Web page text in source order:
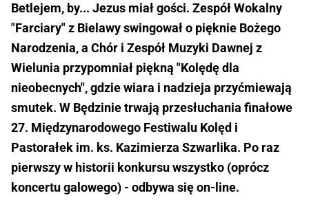
Betlejem, by... Jezus miał gości. Zespół Wokalny
"Farciary" z Bielawy swingował o pięknie Bożego
Narodzenia, a Chór i Zespół Muzyki Dawnej z
Wielunia przypomniał piękną "Kolędę dla
nieobecnych", gdzie wiara i nadzieja przyćmiewają
smutek. W Będzinie trwają przesłuchania finałowe
27. Międzynarodowego Festiwalu Kolęd i
Pastorałek im. ks. Kazimierza Szwarlika. Po raz
pierwszy w historii konkursu wszystko (oprócz
koncertu galowego) - odbywa się on-line.